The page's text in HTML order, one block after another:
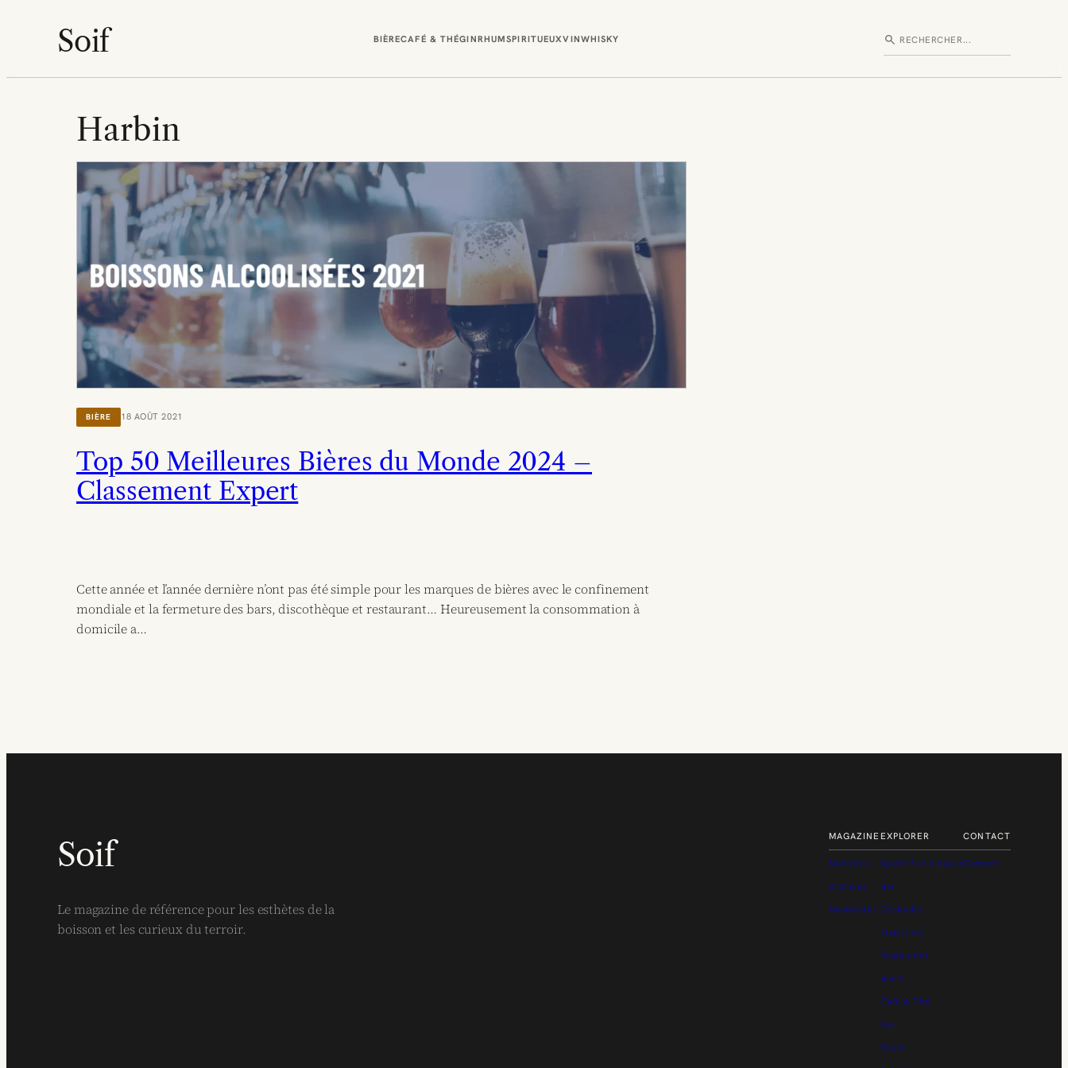
Soif BIÈRECAFÉ & THÉGINRHUMSPIRITUEUXVINWHISKY search
Rechercher
Harbin
BIÈRE 18 AOÛT 2021
Top 50 Meilleures Bières du Monde 2024 –
Classement Expert
Cette année et l’année dernière n’ont pas été simple pour les marques de bières avec le confinement
mondiale et la fermeture des bars, discothèque et restaurant… Heureusement la consommation à
domicile a…
Soif
Le magazine de référence pour les esthètes de la
boisson et les curieux du terroir.
MAGAZINE
Manifeste
Archives
Newsletter
EXPLORER
Apéritif et Liqueur
Bar
Cocktails
Flash Info
Restaurant
Bière
Café & Thé
Gin
Rhum
CONTACT
Contact